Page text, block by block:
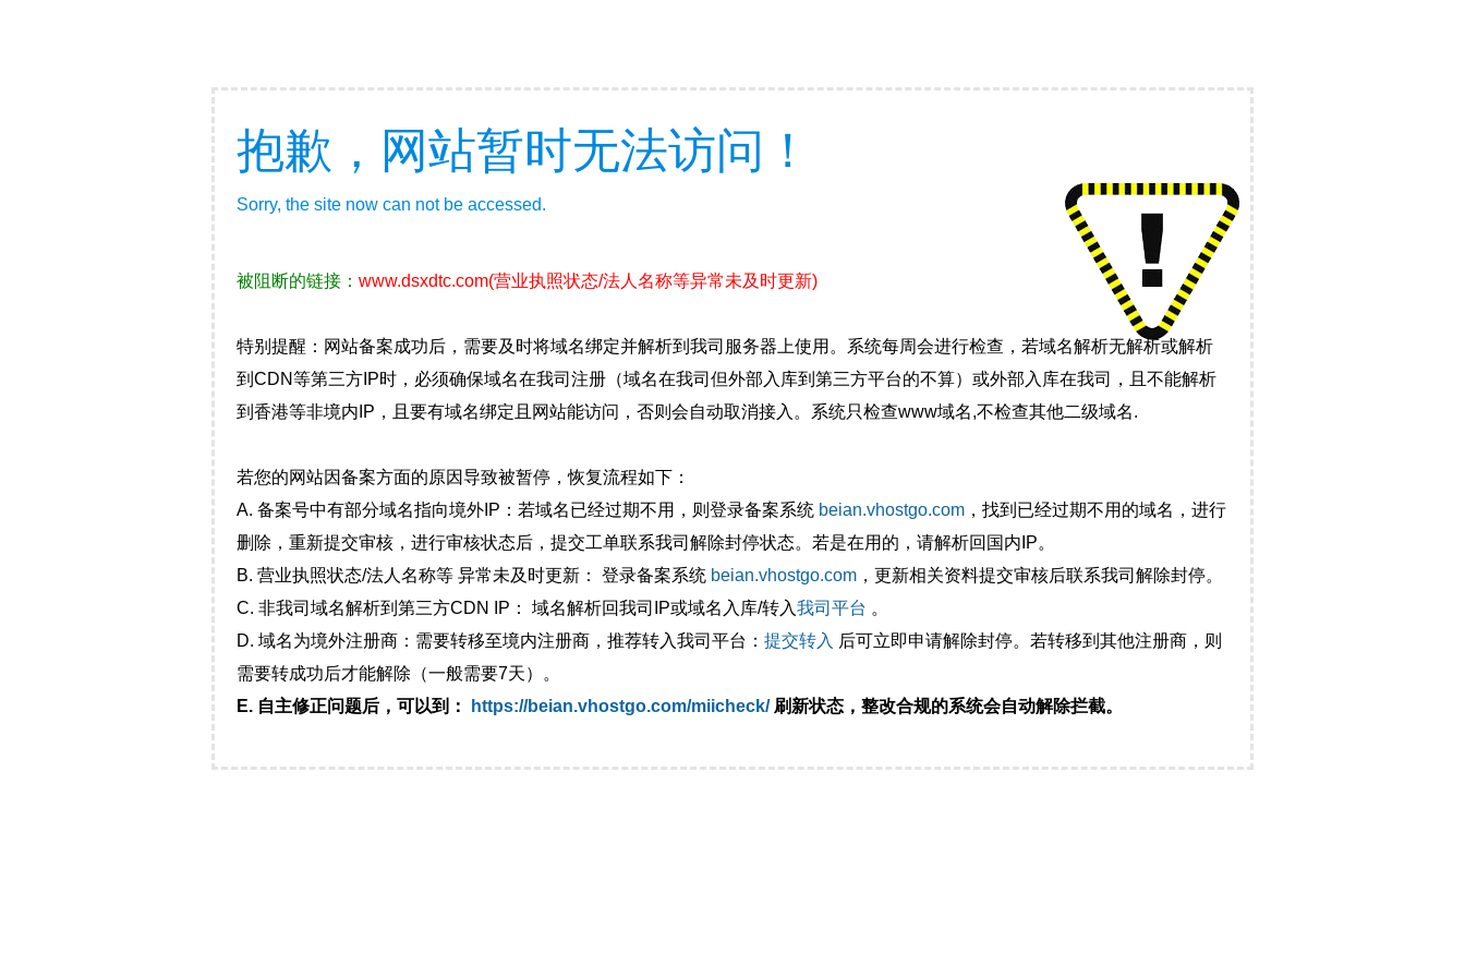
抱歉，网站暂时无法访问！
Sorry, the site now can not be accessed.
被阻断的链接： www.dsxdtc.com(营业执照状态/法人名称等异常未及时更新)
特别提醒：网站备案成功后，需要及时将域名绑定并解析到我司服务器上使用。系统每周会进行检查，若域名解析无解析或解析
到CDN等第三方IP时，必须确保域名在我司注册（域名在我司但外部入库到第三方平台的不算）或外部入库在我司，且不能解析
到香港等非境内IP，且要有域名绑定且网站能访问，否则会自动取消接入。系统只检查www域名,不检查其他二级域名.
若您的网站因备案方面的原因导致被暂停，恢复流程如下：
A. 备案号中有部分域名指向境外IP：若域名已经过期不用，则登录备案系统 beian.vhostgo.com ，找到已经过期不用的域名，进行
删除，重新提交审核，进行审核状态后，提交工单联系我司解除封停状态。若是在用的，请解析回国内IP。
B. 营业执照状态/法人名称等 异常未及时更新： 登录备案系统 beian.vhostgo.com ，更新相关资料提交审核后联系我司解除封停。
C. 非我司域名解析到第三方CDN IP： 域名解析回我司IP或域名入库/转入我司平台 。
D. 域名为境外注册商：需要转移至境内注册商，推荐转入我司平台： 提交转入 后可立即申请解除封停。若转移到其他注册商，则
需要转成功后才能解除（一般需要7天）。
E. 自主修正问题后，可以到：
https://beian.vhostgo.com/miicheck/刷新状态，整改合规的系统会自动解除拦截。